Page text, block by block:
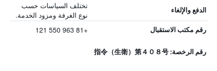
الدفع والإلغاء
تختلف السياسات حسب
نوع الغرفة ومزود الخدمة.
رقم مكتب الاستقبال +81 963 550 121
رقم الرخصة: 指令（生衛）第４０８号